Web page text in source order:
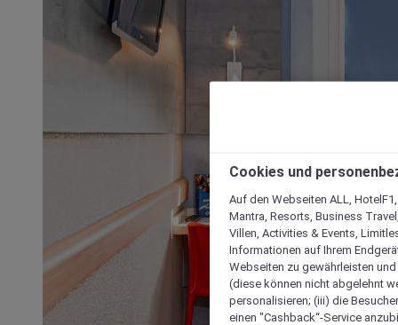
Cookies und
Auf den Webseiten ALL,
Mantra, Resorts, Business
Villen, Activities & Events,
Informationen auf Ihrem
Webseiten zu gewährleisten
(diese können nicht abgelehnt
personalisieren; (iii) die
einen "Cashback“-Service